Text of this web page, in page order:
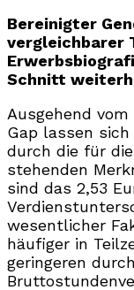
Bereinigter
vergleichbarer
Schnitt
Ausgehend
Gap lassen
durch die für
stehenden
sind das 2,53
wesentlicher
häufiger in
geringeren